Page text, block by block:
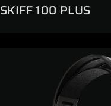
SKIFF 100 PLUS